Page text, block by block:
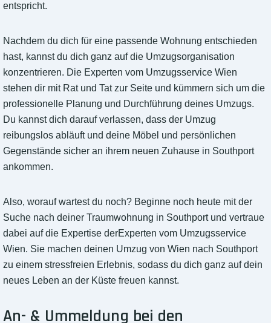
entspricht.
Nachdem du dich für eine passende Wohnung entschieden
hast, kannst du dich ganz auf die Umzugsorganisation
konzentrieren. Die Experten vom Umzugsservice Wien
stehen dir mit Rat und Tat zur Seite und kümmern sich um die
professionelle Planung und Durchführung deines Umzugs.
Du kannst dich darauf verlassen, dass der Umzug
reibungslos abläuft und deine Möbel und persönlichen
Gegenstände sicher an ihrem neuen Zuhause in Southport
ankommen.
Also, worauf wartest du noch? Beginne noch heute mit der
Suche nach deiner Traumwohnung in Southport und vertraue
dabei auf die Expertise derExperten vom Umzugsservice
Wien. Sie machen deinen Umzug von Wien nach Southport
zu einem stressfreien Erlebnis, sodass du dich ganz auf dein
neues Leben an der Küste freuen kannst.
An- & Ummeldung bei den